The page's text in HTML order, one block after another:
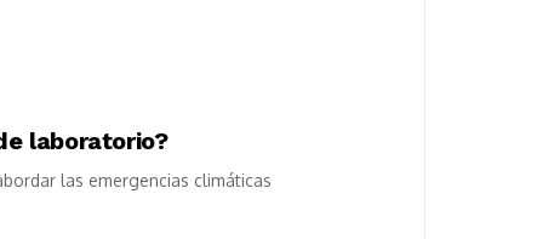
laboratorio?
las emergencias climáticas